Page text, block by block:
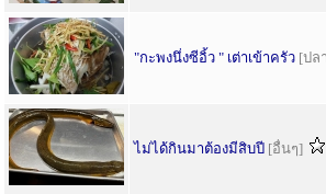
"กะพงนึ่งซีอิ้ว " เต่าเข้าครัว [ปล
ไม่ได้กินมาต้องมีสิบปี [อื่นๆ]